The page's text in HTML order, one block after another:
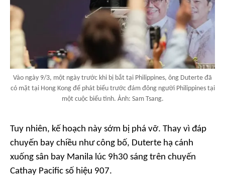
Vào ngày 9/3, một ngày trước khi bị bắt tại Philippines, ông Duterte đã
có mặt tại Hong Kong để phát biểu trước đám đông người Philippines tại
một cuộc biểu tình. Ảnh: Sam Tsang.
Tuy nhiên, kế hoạch này sớm bị phá vỡ. Thay vì đáp
chuyến bay chiều như công bố, Duterte hạ cánh
xuống sân bay Manila lúc 9h30 sáng trên chuyến
Cathay Pacific số hiệu 907.